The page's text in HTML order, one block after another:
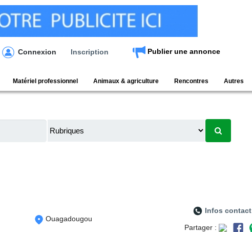
Connexion Inscription Publier une annonce
Matériel professionnel Animaux & agriculture Rencontres Autres
Ouagadougou
Infos contact
Partager :